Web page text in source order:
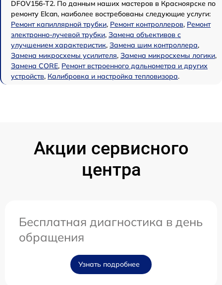
DFOV156-T2. По данным наших мастеров в Красноярске по
ремонту Elcan, наиболее востребованы следующие услуги:
Ремонт капиллярной трубки, Ремонт контроллеров, Ремонт
электронно-лучевой трубки, Замена объективов с
улучшением характеристик, Замена шим контроллера,
Замена микросхемы усилителя, Замена микросхемы логики,
Замена CORE, Ремонт встроенного дальнометра и других
устройств, Калибровка и настройка тепловизора.
Акции сервисного
центра
Бесплатная диагностика в день
обращения
Узнать подробнее